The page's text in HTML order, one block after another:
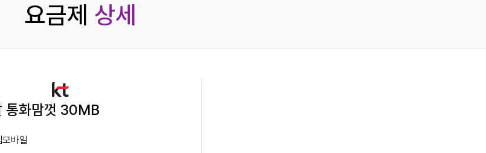
요금제 상세
통화맘껏 30MB
모바일